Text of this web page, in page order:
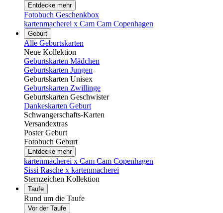
Entdecke mehr
Fotobuch Geschenkbox
kartenmacherei x Cam Cam Copenhagen
Geburt
Alle Geburtskarten
Neue Kollektion
Geburtskarten Mädchen
Geburtskarten Jungen
Geburtskarten Unisex
Geburtskarten Zwillinge
Geburtskarten Geschwister
Dankeskarten Geburt
Schwangerschafts-Karten
Versandextras
Poster Geburt
Fotobuch Geburt
Entdecke mehr
kartenmacherei x Cam Cam Copenhagen
Sissi Rasche x kartenmacherei
Sternzeichen Kollektion
Taufe
Rund um die Taufe
Vor der Taufe